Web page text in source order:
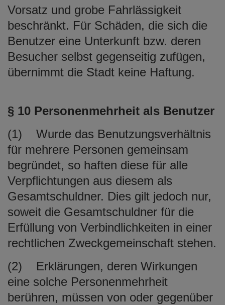
Vorsatz und grobe Fahrlässigkeit
beschränkt. Für Schäden, die sich die
Benutzer eine Unterkunft bzw. deren
Besucher selbst gegenseitig zufügen,
übernimmt die Stadt keine Haftung.
§ 10 Personenmehrheit als Benutzer
(1) Wurde das Benutzungsverhältnis
für mehrere Personen gemeinsam
begründet, so haften diese für alle
Verpflichtungen aus diesem als
Gesamtschuldner. Dies gilt jedoch nur,
soweit die Gesamtschuldner für die
Erfüllung von Verbindlichkeiten in einer
rechtlichen Zweckgemeinschaft stehen.
(2) Erklärungen, deren Wirkungen
eine solche Personenmehrheit
berühren, müssen von oder gegenüber